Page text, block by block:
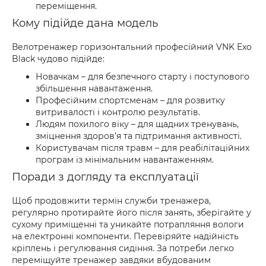
переміщення.
Кому підійде дана модель
Велотренажер горизонтальний професійний VNK Exo
Black чудово підійде:
Новачкам – для безпечного старту і поступового
збільшення навантаження.
Професійним спортсменам – для розвитку
витривалості і контролю результатів.
Людям похилого віку – для щадних тренувань,
зміцнення здоров’я та підтримання активності.
Користувачам після травм – для реабілітаційних
програм із мінімальним навантаженням.
Поради з догляду та експлуатації
Щоб продовжити термін служби тренажера,
регулярно протирайте його після занять, зберігайте у
сухому приміщенні та уникайте потрапляння вологи
на електронні компоненти. Перевіряйте надійність
кріплень і регулювання сидіння. За потреби легко
переміщуйте тренажер завдяки вбудованим